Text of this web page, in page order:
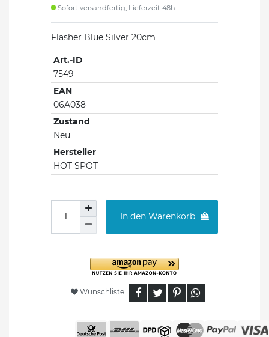
Sofort versandfertig, Lieferzeit 48h
Flasher Blue Silver 20cm
Art.-ID
7549
EAN
06A038
Zustand
Neu
Hersteller
HOT SPOT
In den Warenkorb
Wunschliste